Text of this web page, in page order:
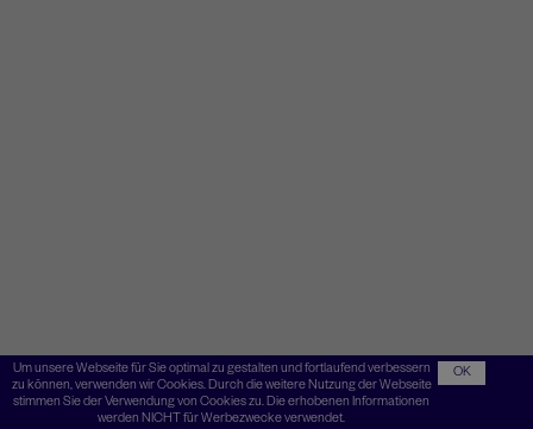
Um unsere Webseite für Sie optimal zu gestalten und fortlaufend verbessern
zu können, verwenden wir Cookies. Durch die weitere Nutzung der Webseite
stimmen Sie der Verwendung von Cookies zu. Die erhobenen Informationen
werden NICHT für Werbezwecke verwendet.
OK